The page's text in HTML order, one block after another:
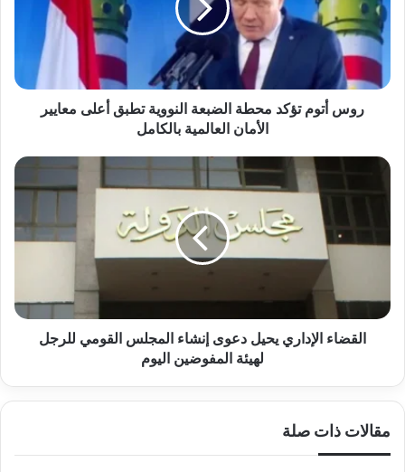
الضبعة
النووية
تطبق
أعلى
معايير
روس أتوم تؤكد محطة الضبعة النووية تطبق أعلى معايير
الأمان العالمية بالكامل
القضاء
إنشاء
للرجل
لهيئة
المفوضين
القضاء الإداري يحيل دعوى إنشاء المجلس القومي للرجل
لهيئة المفوضين اليوم
مقالات ذات صلة